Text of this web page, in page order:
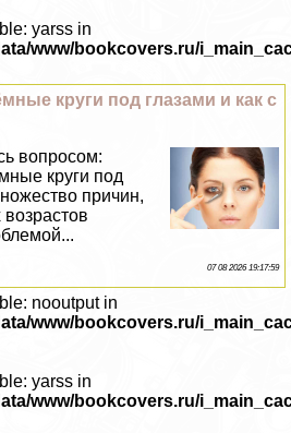
yarss in
www/bookcovers.ru/
круги под глазами и как с
вопросом:
круги под
причин,
07 08 2026 19:17:59
nooutput in
www/bookcovers.ru/
yarss in
www/bookcovers.ru/